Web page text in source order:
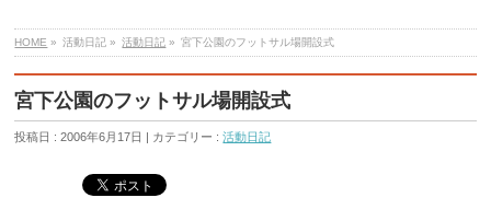
HOME » 活動日記 » 活動日記 » 宮下公園のフットサル場開設式
宮下公園のフットサル場開設式
投稿日 : 2006年6月17日 | カテゴリー :活動日記